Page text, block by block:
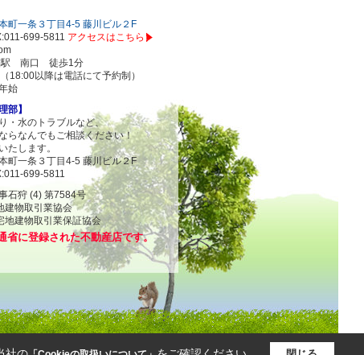
町一条３丁目4-5 藤川ビル２F
699-5811 アクセスはこちら
駅 南口 徒歩1分
18:00以降は電話にて予約制）
始
部】
・水のトラブルなど、
らなんでもご相談ください！
たします。
町一条３丁目4-5 藤川ビル２F
699-5811
石狩 (4) 第7584号
物取引業協会
取引業保証協会
省に登録された不動産店です。